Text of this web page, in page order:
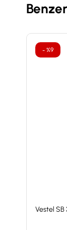
Vestel SB
%9